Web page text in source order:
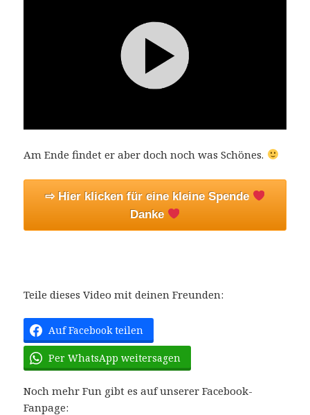
Am Ende findet er aber doch noch was Schönes.
⇨ Hier klicken für eine kleine Spende
Danke
Teile dieses Video mit deinen Freunden:
Auf Facebook teilen
Per WhatsApp weitersagen
Noch mehr Fun gibt es auf unserer Facebook-
Fanpage: